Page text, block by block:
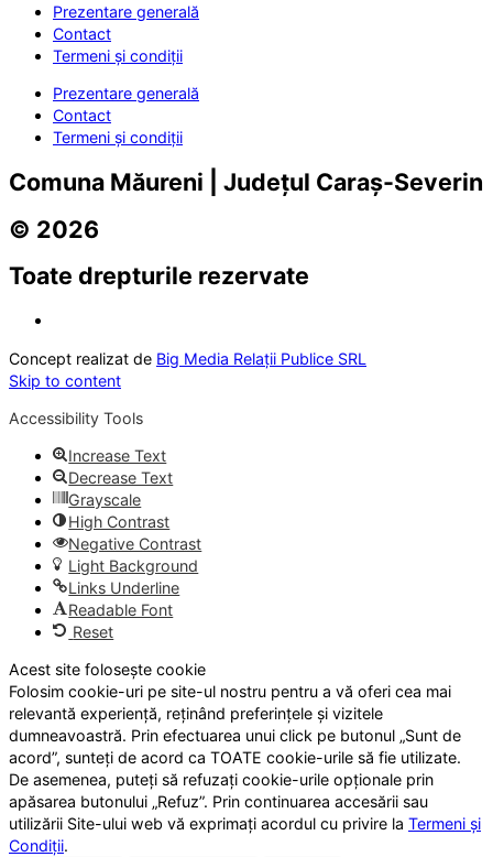
Prezentare generală
Contact
Termeni și condiții
Prezentare generală
Contact
Termeni și condiții
Comuna Măureni | Județul Caraș-Severin
© 2026
Toate drepturile rezervate
Concept realizat de Big Media Relații Publice SRL
Skip to content
Accessibility Tools
Increase Text
Decrease Text
Grayscale
High Contrast
Negative Contrast
Light Background
Links Underline
Readable Font
Reset
Acest site folosește cookie
Folosim cookie-uri pe site-ul nostru pentru a vă oferi cea mai
relevantă experiență, reținând preferințele și vizitele
dumneavoastră. Prin efectuarea unui click pe butonul „Sunt de
acord”, sunteți de acord ca TOATE cookie-urile să fie utilizate.
De asemenea, puteți să refuzați cookie-urile opționale prin
apăsarea butonului „Refuz”. Prin continuarea accesării sau
utilizării Site-ului web vă exprimați acordul cu privire la Termeni și
Condiții.